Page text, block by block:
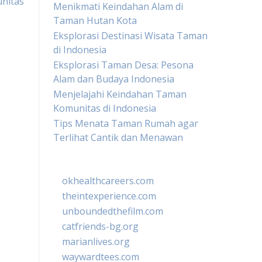
Menikmati Keindahan Alam di
Taman Hutan Kota
Eksplorasi Destinasi Wisata Taman
di Indonesia
Eksplorasi Taman Desa: Pesona
Alam dan Budaya Indonesia
Menjelajahi Keindahan Taman
Komunitas di Indonesia
Tips Menata Taman Rumah agar
Terlihat Cantik dan Menawan
okhealthcareers.com
theintexperience.com
unboundedthefilm.com
catfriends-bg.org
marianlives.org
waywardtees.com